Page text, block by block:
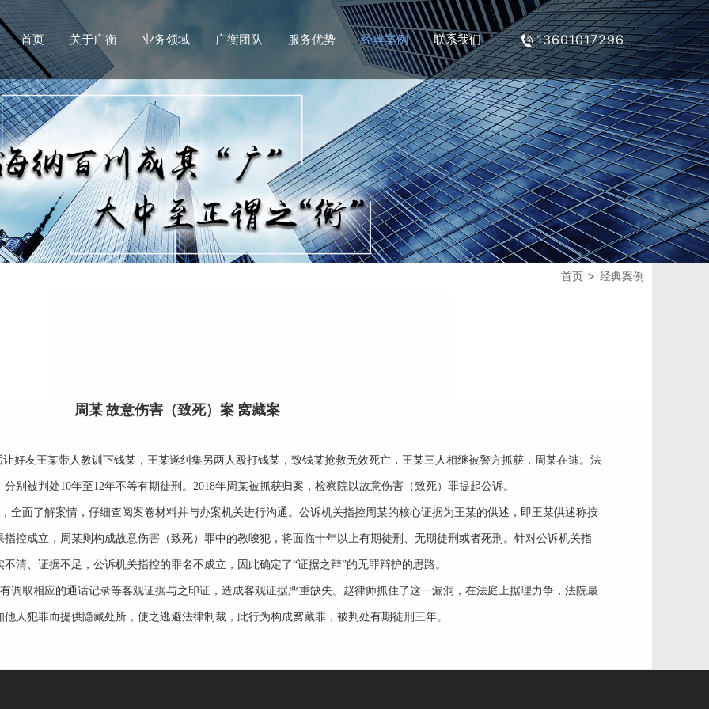
首页 关于广衡 业务领域 广衡团队 服务优势 经典案例 联系我们 13601017296
首页 > 经典案例
周某 故意伤害（致死）案 窝藏案
好友王某带人教训下钱某，王某遂纠集另两人殴打钱某，致钱某抢救无效死亡，王某三人相继被警方抓获，周某在逃。法
别被判处10年至12年不等有期徒刑。2018年周某被抓获归案，检察院以故意伤害（致死）罪提起公诉。
面了解案情，仔细查阅案卷材料并与办案机关进行沟通。公诉机关指控周某的核心证据为王某的供述，即王某供述称按
控成立，周某则构成故意伤害（致死）罪中的教唆犯，将面临十年以上有期徒刑、无期徒刑或者死刑。针对公诉机关指
清、证据不足，公诉机关指控的罪名不成立，因此确定了“证据之辩”的无罪辩护的思路。
取相应的通话记录等客观证据与之印证，造成客观证据严重缺失。赵律师抓住了这一漏洞，在法庭上据理力争，法院最
人犯罪而提供隐藏处所，使之逃避法律制裁，此行为构成窝藏罪，被判处有期徒刑三年。